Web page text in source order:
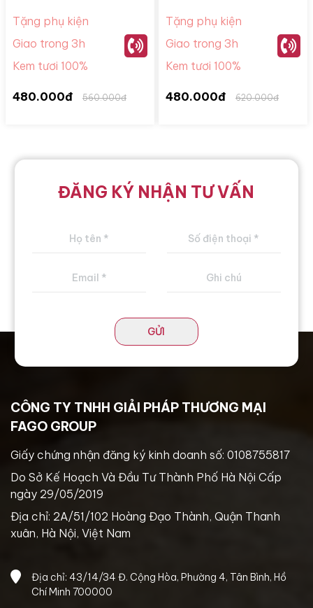
Tặng phụ kiện
Giao trong 3h
Kem tươi 100%
480.000đ 560.000đ
Tặng phụ kiện
Giao trong 3h
Kem tươi 100%
480.000đ 620.000đ
ĐĂNG KÝ NHẬN TƯ VẤN
GỬI
CÔNG TY TNHH GIẢI PHÁP THƯƠNG MẠI
FAGO GROUP
Giấy chứng nhận đăng ký kinh doanh số: 0108755817
Do Sở Kế Hoạch Và Đầu Tư Thành Phố Hà Nội Cấp
ngày 29/05/2019
Địa chỉ: 2A/51/102 Hoàng Đạo Thành, Quận Thanh
xuân, Hà Nội, Việt Nam
Địa chỉ: 43/14/34 Đ. Cộng Hòa, Phường 4, Tân Bình, Hồ
Chí Minh 700000